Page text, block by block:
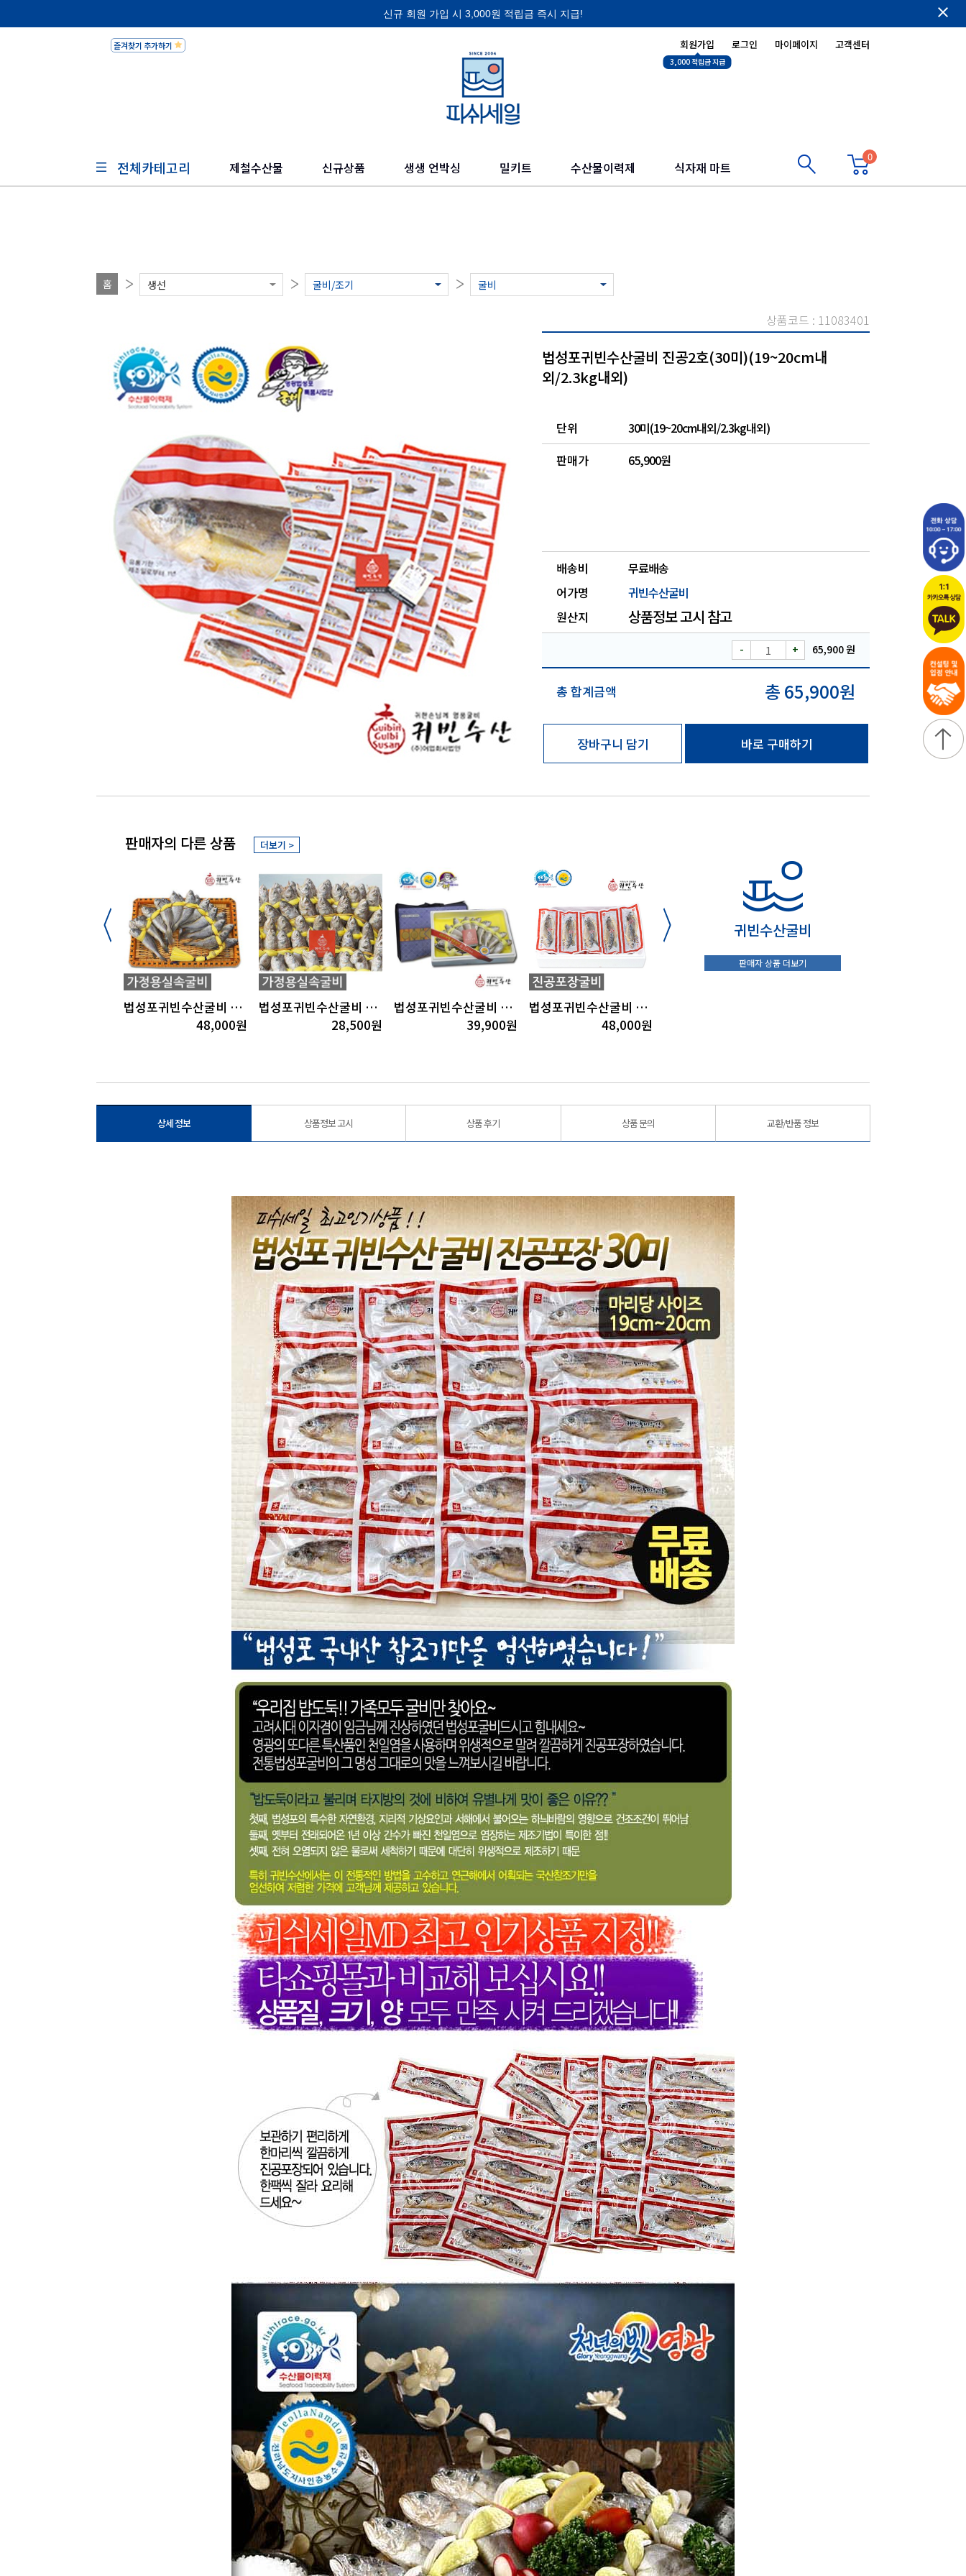
신규 회원 가입 시 3,000원 적립금 즉시 지급! close
전체카테고리 제철수산물 신규상품 생생 언박싱 밀키트 수산물이력제 식자재 마트
0
즐겨찾기 추가하기 회원가입
3,000 적립금 지급
로그인 마이페이지 고객센터
제품 찾기
홈 생선 굴비/조기 굴비
상품코드 : 11083401
법성포귀빈수산굴비 진공2호(30미)(19~20cm내
외/2.3kg내외)
단위
30미(19~20cm내외/2.3kg내외)
판매가
65,900원
배송비
무료배송
어가명
귀빈수산굴비
원산지
상품정보 고시 참고
- + 65,900 원
총 합계금액 총 65,900원
장바구니 담기 바로 구매하기
판매자의 다른 상품 더보기 >
법성포귀빈수산굴비 장대1호(40미)(18cm내외/2.5~2.6kg내외)
48,000원
법성포귀빈수산굴비 장대1호(20미)(18cm내외/1.2~1.3kg내외)
28,500원
법성포귀빈수산굴비 장대2호(20미)(19cm내외/1.4kg내외)
39,900원
법성포귀빈수산굴비 진공1호(40미)(18cm내외/2.5~2.6kg내외)
48,000원
귀빈수산굴비
판매자 상품 더보기
상세 정보 상품정보 고시 상품 후기 상품 문의 교환/반품 정보